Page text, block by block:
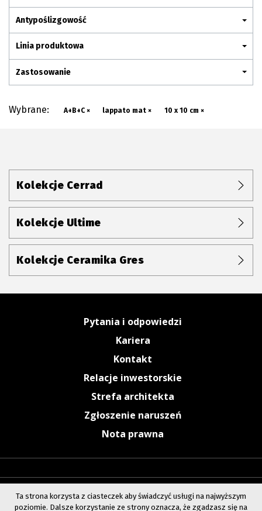
Antypoślizgowość
Linia produktowa
Zastosowanie
Wybrane: A+B+C × lappato mat × 10 x 10 cm ×
Kolekcje Cerrad
Kolekcje Ultime
Kolekcje Ceramika Gres
Pytania i odpowiedzi
Kariera
Kontakt
Relacje inwestorskie
Strefa architekta
Zgłoszenie naruszeń
Nota prawna
Ta strona korzysta z ciasteczek aby świadczyć usługi na najwyższym
poziomie. Dalsze korzystanie ze strony oznacza, że zgadzasz się na